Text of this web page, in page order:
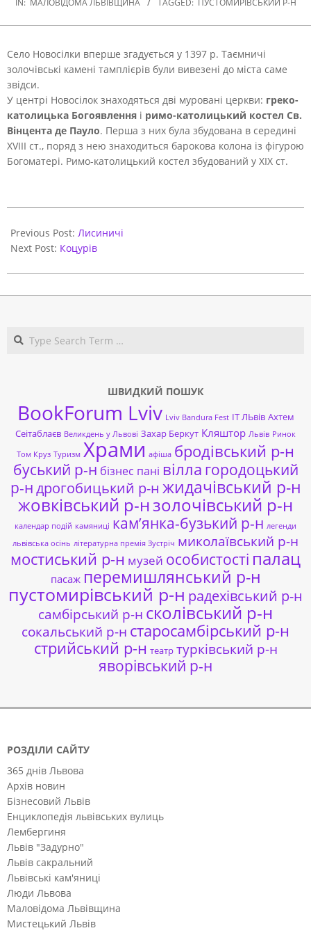
IN: МАЛОВІДОМА ЛЬВІВЩИНА TAGGED: ПУСТОМИРІВСЬКИЙ Р-Н
Село Новосілки вперше згадується у 1397 р. Таємничі
золочівські камені тамплієрів були вивезені до міста саме
звідси.
У центрі Новосілок знаходяться дві муровані церкви: греко-
католицька Богоявлення і римо-католицький костел Св.
Вінцента де Пауло. Перша з них була збудована в середині
XVIII ст., поряд з нею знаходиться барокова колона із фігурою
Богоматері. Римо-католицький костел збудований у ХІХ ст.
10-
16
Previous Post: Лисиничі
Next Post: Коцурів
ШВИДКИЙ ПОШУК
BookForum Lviv Lviv Bandura Fest ІТ ЛЬвів Ахтем
Сеітаблаєв Великдень у Львові Захар Беркут Кляштор Львів Ринок
Том Круз Туризм Храми афіша бродівський р-н
буський р-н бізнес пані вілла городоцький
р-ндрогобицький р-н жидачівський р-н
жовківський р-нзолочівський р-н
календар подій камяниці кам’янка-бузький р-н легенди
львівська осінь літературна премія Зустріч миколаївський р-н
мостиський р-н музей особистості палац
пасаж перемишлянський р-н
пустомирівський р-н радехівський р-н
самбірський р-н сколівський р-н
сокальський р-н старосамбірський р-н
стрийський р-н театр турківський р-н
яворівський р-н
РОЗДІЛИ САЙТУ
365 днів Львова
Архів новин
Бізнесовий Львів
Енциклопедія львівських вулиць
Лембергиня
Львів "Задурно"
Львів сакральний
Львівські кам'яниці
Люди Львова
Маловідома Львівщина
Мистецький Львів